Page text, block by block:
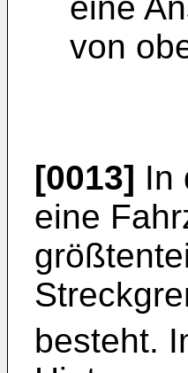
von
[0013] In
eine
besteht.